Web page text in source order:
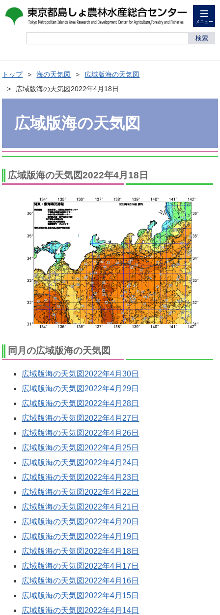
メニュー
検索
トップ 海の天気図
広域版海の天気図
広域版海の天気図2022年4月18日
広域版海の天気図
広域版海の天気図2022年4月18日
同月の広域版海の天気図
広域版海の天気図2022年4月30日
広域版海の天気図2022年4月29日
広域版海の天気図2022年4月28日
広域版海の天気図2022年4月27日
広域版海の天気図2022年4月26日
広域版海の天気図2022年4月25日
広域版海の天気図2022年4月24日
広域版海の天気図2022年4月23日
広域版海の天気図2022年4月22日
広域版海の天気図2022年4月21日
広域版海の天気図2022年4月20日
広域版海の天気図2022年4月19日
広域版海の天気図2022年4月18日
広域版海の天気図2022年4月17日
広域版海の天気図2022年4月16日
広域版海の天気図2022年4月15日
広域版海の天気図2022年4月14日